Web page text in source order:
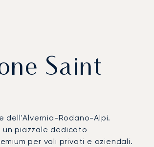
Saint
dell'Alvernia-Rodano-Alpi.
un piazzale dedicato
per voli privati e aziendali.